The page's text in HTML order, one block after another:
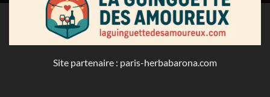
Site partenaire : paris-herbabarona.com